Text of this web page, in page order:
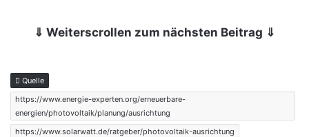
⇓ Weiterscrollen zum nächsten Beitrag ⇓
Quelle
https://www.energie-experten.org/erneuerbare-
energien/photovoltaik/planung/ausrichtung
https://www.solarwatt.de/ratgeber/photovoltaik-ausrichtung